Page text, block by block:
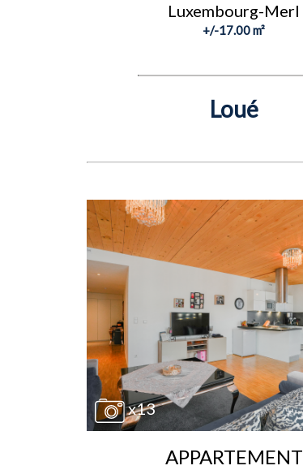
Luxembourg-Merl
+/-17.00 m²
Loué
x13
APPARTEMENT